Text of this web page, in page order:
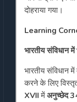
दोहराया गया।
Learning
भारतीय संविधान में
भारतीय संविधान
करने के लिए
XVIIमेंअनुच्छेद